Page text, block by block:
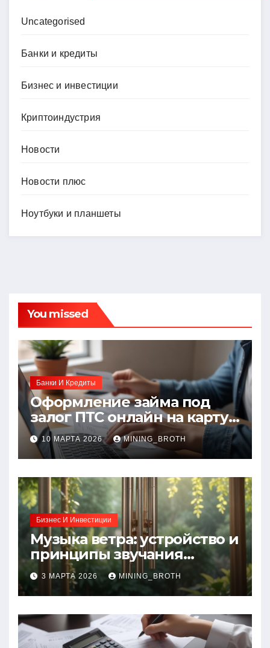
Uncategorised
Банки и кредиты
Бизнес и инвестиции
Криптоиндустрия
Новости
Новости плюс
Ноутбуки и планшеты
You missed
Банки И Кредиты
Оформление займа под
залог ПТС онлайн на карту
без визита в офис: порядок,
требования и документы
10 МАРТА 2026 MINING_BROTH
Бизнес И Инвестиции
Музыка ветра: устройство и
принципы звучания
колокольчиков
3 МАРТА 2026 MINING_BROTH